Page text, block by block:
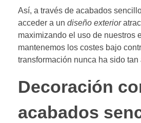
Así, a través de acabados
acceder a un diseño exterior
maximizando el uso de nuestros
mantenemos los costes bajo
transformación nunca ha sido tan
Decoración
acabados